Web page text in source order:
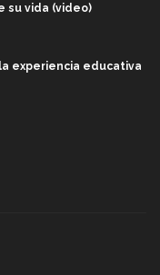
su vida (video)
experiencia educativa